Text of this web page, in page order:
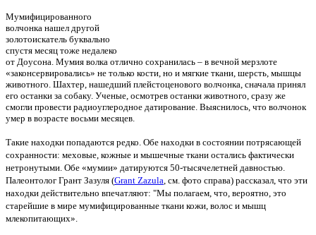
Мумифицированного
волчонка нашел другой
золотоискатель буквально
спустя месяц тоже недалеко
от Доусона. Мумия волка отлично сохранилась – в вечной мерзлоте
«законсервировались» не только кости, но и мягкие ткани, шерсть, мышцы
животного. Шахтер, нашедший плейстоценового волчонка, сначала принял
его останки за собаку. Ученые, осмотрев останки животного, сразу же
смогли провести радиоуглеродное датирование. Выяснилось, что волчонок
умер в возрасте восьми месяцев.
Такие находки попадаются редко. Обе находки в состоянии потрясающей
сохранности: меховые, кожные и мышечные ткани остались фактически
нетронутыми. Обе «мумии» датируются 50-тысячелетней давностью.
Палеонтолог Грант Зазуля (Grant Zazula , см. фото справа) рассказал, что эти
находки действительно впечатляют: "Мы полагаем, что, вероятно, это
старейшие в мире мумифицированные ткани кожи, волос и мышц
млекопитающих».